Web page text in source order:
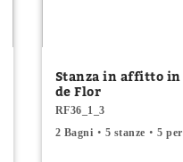
Stanza in affitto in
de Flor
RF36_1_3
2 Bagni
5 stanze 5